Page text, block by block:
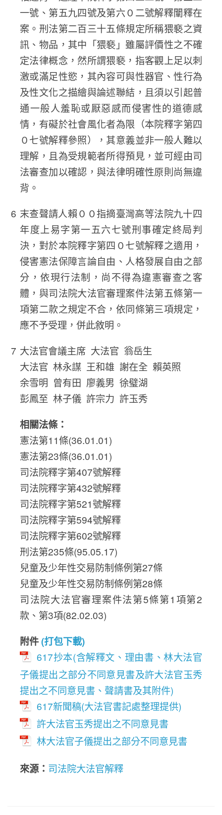
一號、第五九四號及第六０二號解釋闡釋在
案。刑法第二百三十五條規定所稱猥褻之資
訊、物品，其中「猥褻」雖屬評價性之不確
定法律概念，然所謂猥褻，指客觀上足以刺
激或滿足性慾，其內容可與性器官、性行為
及性文化之描繪與論述聯結，且須以引起普
通一般人羞恥或厭惡感而侵害性的道德感
情，有礙於社會風化者為限（本院釋字第四
０七號解釋參照），其意義並非一般人難以
理解，且為受規範者所得預見，並可經由司
法審查加以確認，與法律明確性原則尚無違
背。
末查聲請人賴００指摘臺灣高等法院九十四
年度上易字第一五六七號刑事確定終局判
決，對於本院釋字第四０七號解釋之適用，
侵害憲法保障言論自由、人格發展自由之部
分，依現行法制，尚不得為違憲審查之客
體，與司法院大法官審理案件法第五條第一
項第二款之規定不合，依同條第三項規定，
應不予受理，併此敘明。
大法官會議主席 大法官 翁岳生
大法官 林永謀 王和雄 謝在全 賴英照
余雪明 曾有田 廖義男 徐璧湖
彭鳳至 林子儀 許宗力 許玉秀
相關法條：
憲法第11條(36.01.01)
憲法第23條(36.01.01)
司法院釋字第407號解釋
司法院釋字第432號解釋
司法院釋字第521號解釋
司法院釋字第594號解釋
司法院釋字第602號解釋
刑法第235條(95.05.17)
兒童及少年性交易防制條例第27條
兒童及少年性交易防制條例第28條
司法院大法官審理案件法第5條第1項第2
款、第3項(82.02.03)
附件(打包下載)
617抄本(含解釋文、理由書、林大法官
子儀提出之部分不同意見書及許大法官玉秀
提出之不同意見書、聲請書及其附件)
617新聞稿(大法官書記處整理提供)
許大法官玉秀提出之不同意見書
林大法官子儀提出之部分不同意見書
來源： 司法院大法官解釋